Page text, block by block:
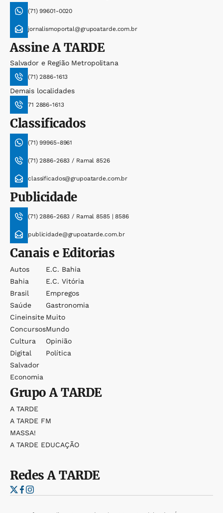
(71) 99601-0020
jornalismoportal@grupoatarde.com.br
AssineA TARDE
Salvador e Região Metropolitana
(71) 2886-1613
Demais localidades
71 2886-1613
Classificados
(71) 99965-8961
(71) 2886-2683 / Ramal 8526
classificados@grupoatarde.com.br
Publicidade
(71) 2886-2683 / Ramal 8585 | 8586
publicidade@grupoatarde.com.br
Canais e Editorias
Autos
Bahia
Brasil
Saúde
Cineinsite
Concursos
Cultura
Digital
Salvador
Economia
E.c. Bahia
E.c. Vitória
Empregos
Gastronomia
Muito
Mundo
Opinião
Política
GrupoA TARDE
A TARDE
A TARDE FM
MASSA!
A TARDE EDUCAÇÃO
RedesA TARDE